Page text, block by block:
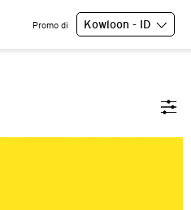
Promo di Kowloon - ID